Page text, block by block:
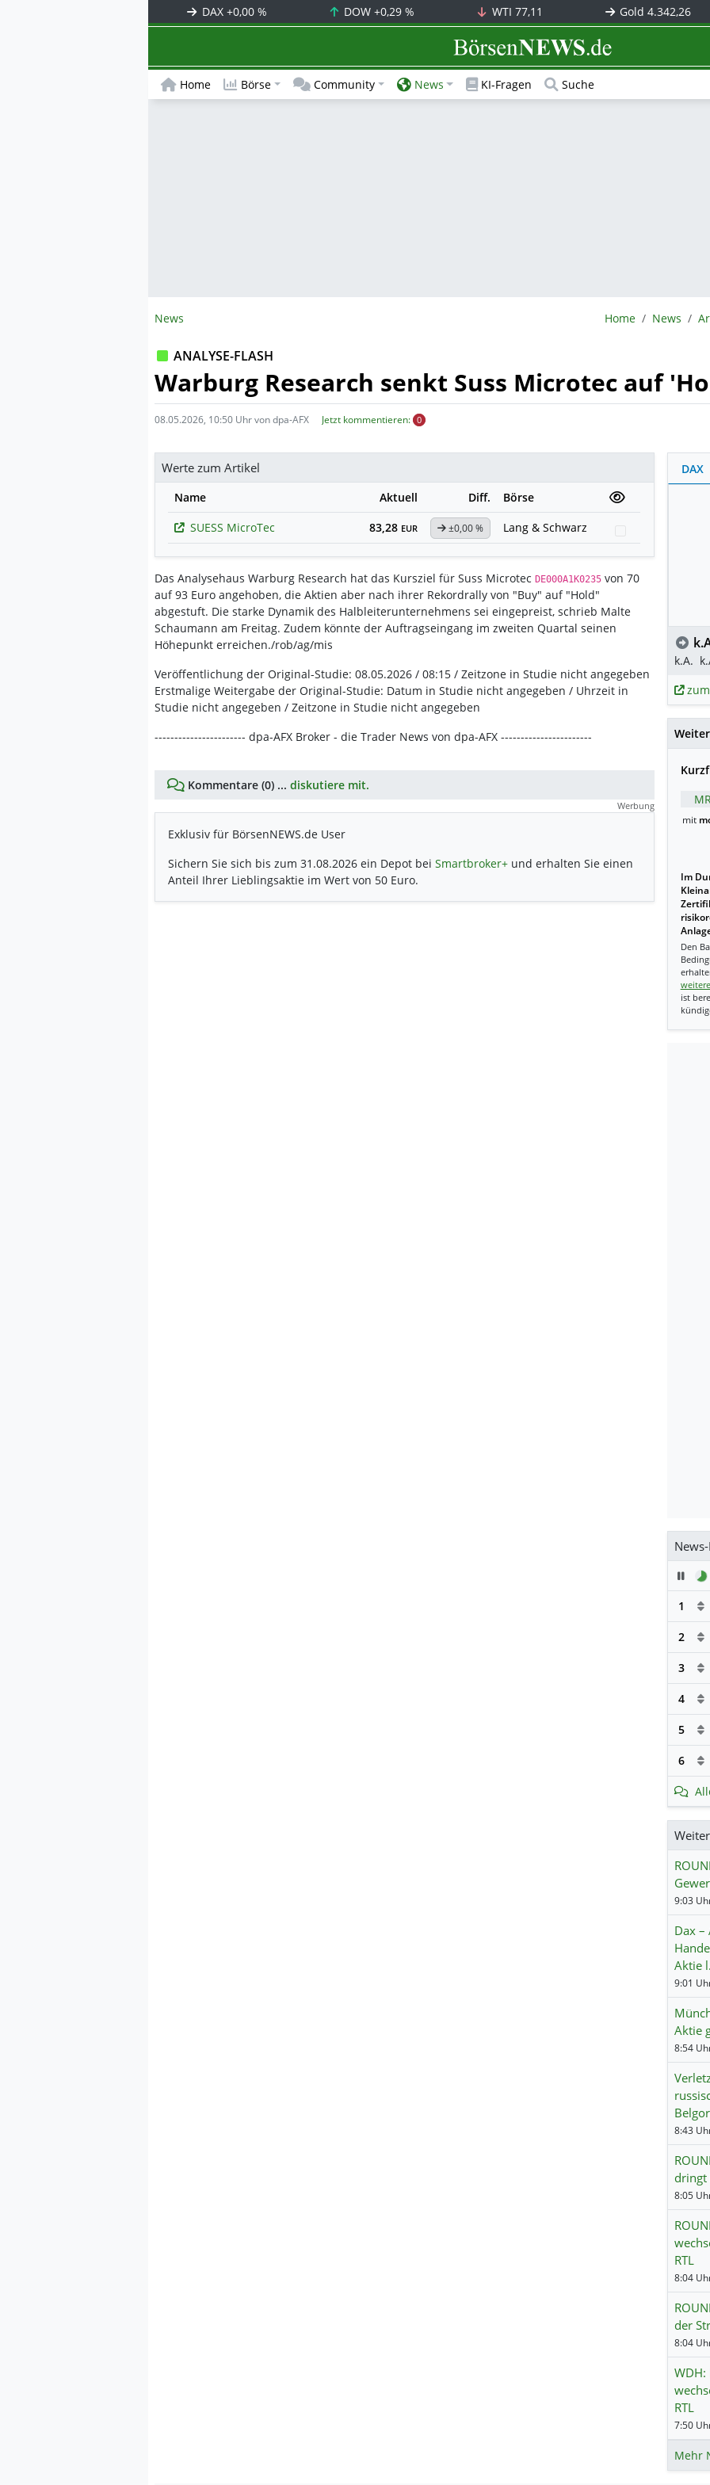
DAX +0,00 % DOW+0,29 % WTI 77,11 Gold4.342,26
BörsenNEWS.de
Home Börse Community News KI-Fragen Suche
News BörsenNEWS.de
Home News
ANALYSE-FLASH
Warburg Research senkt Suss Microtec auf
08.05.2026, 10:50 Uhr von dpa-AFX Jetzt kommentieren: 0
Werte zum Artikel
Name Aktuell Diff.
Börse
SUESS MicroTec
83,28 EUR ±0,00 % Lang & Schwarz
Das Analysehaus Warburg Research hat das Kursziel für Suss Microtec DE000A1K0235 von 70
auf 93 Euro angehoben, die Aktien aber nach ihrer Rekordrally von "Buy" auf "Hold"
abgestuft. Die starke Dynamik des Halbleiterunternehmens sei eingepreist, schrieb Malte
Schaumann am Freitag. Zudem könnte der Auftragseingang im zweiten Quartal seinen
Höhepunkt erreichen./rob/ag/mis
Veröffentlichung der Original-Studie: 08.05.2026 / 08:15 / Zeitzone in Studie nicht angegeben
Erstmalige Weitergabe der Original-Studie: Datum in Studie nicht angegeben / Uhrzeit in
Studie nicht angegeben / Zeitzone in Studie nicht angegeben
----------------------- dpa-AFX Broker - die Trader News von dpa-AFX -----------------------
Kommentare (0) ... diskutiere mit.
Werbung
Exklusiv für BörsenNEWS.de User
Sichern Sie sich bis zum 31.08.2026 ein Depot bei Smartbroker+ und erhalten Sie einen
Anteil Ihrer Lieblingsaktie im Wert von 50 Euro.
DAX
k.A.
mit
Im
Den
ist
1
2
3
4
5
6
9:03
Dax –
Aktie
Aktie
8:43
dringt
8:05
RTL
8:04
der
8:04
WDH:
RTL
7:50
Mehr